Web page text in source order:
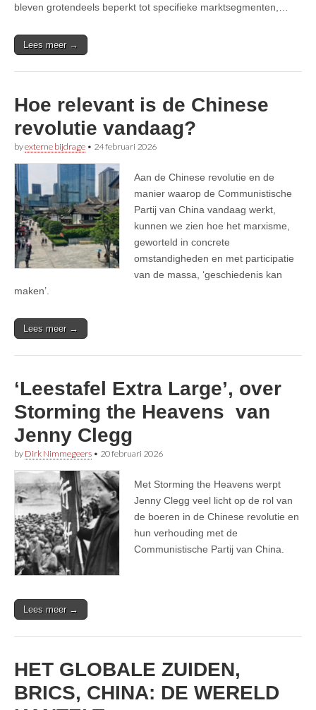
bleven grotendeels beperkt tot specifieke marktsegmenten,…
Lees meer →
Hoe relevant is de Chinese
revolutie vandaag?
byexterne bijdrage • 24 februari 2026
Aan de Chinese revolutie en de
manier waarop de Communistische
Partij van China vandaag werkt,
kunnen we zien hoe het marxisme,
geworteld in concrete
omstandigheden en met participatie
van de massa, ‘geschiedenis kan
maken’.
Lees meer →
‘Leestafel Extra Large’, over
Storming the Heavens van
Jenny Clegg
by Dirk Nimmegeers • 20 februari 2026
Met Storming the Heavens werpt
Jenny Clegg veel licht op de rol van
de boeren in de Chinese revolutie en
hun verhouding met de
Communistische Partij van China.
Lees meer →
HET GLOBALE ZUIDEN,
BRICS, CHINA: DE WERELD